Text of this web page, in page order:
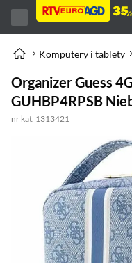
Komputery i tablety
Organizer Guess
GUHBP4RPSB
nr kat. 1313421